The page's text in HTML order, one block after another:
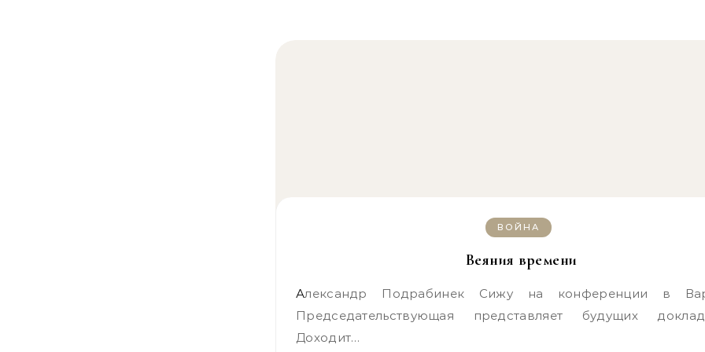
ВОЙНА
Веяния времени
Александр Подрабинек Сижу на конференции в Варшаве.
Председательствующая представляет будущих
Доходит…